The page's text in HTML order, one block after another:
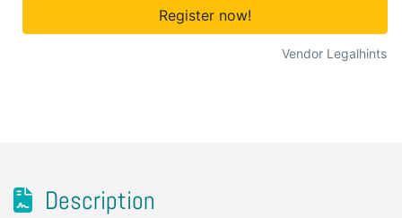
Register now!
Vendor Legalhints
Description